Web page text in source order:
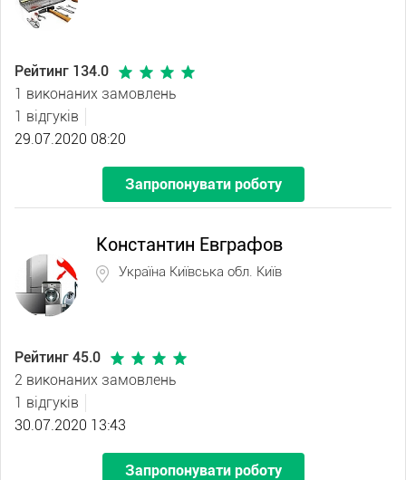
Рейтинг 134.0
1 виконаних замовлень
1 відгуків
29.07.2020 08:20
Запропонувати роботу
Константин Евграфов
Україна Київська обл. Київ
Рейтинг 45.0
2 виконаних замовлень
1 відгуків
30.07.2020 13:43
Запропонувати роботу